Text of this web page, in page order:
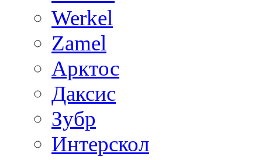
Werkel
Zamel
Арктос
Даксис
Зубр
Интерскол